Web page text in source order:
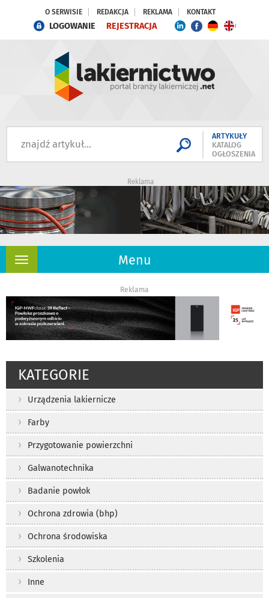
O SERWISIE REDAKCJA REKLAMA KONTAKT
LOGOWANIE REJESTRACJA
ARTYKUŁY
KATALOG
OGŁOSZENIA
Reklama
Menu
Rozwiń
Reklama
KATEGORIE
Urządzenia lakiernicze
Farby
Przygotowanie powierzchni
Galwanotechnika
Badanie powłok
Ochrona zdrowia (bhp)
Ochrona środowiska
Szkolenia
Inne